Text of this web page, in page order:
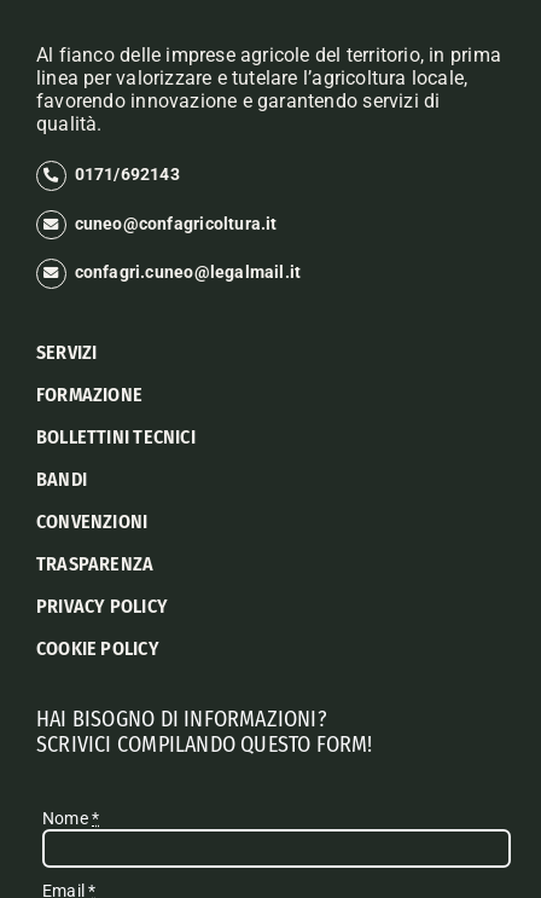
Al fianco delle imprese agricole del territorio, in prima
linea per valorizzare e tutelare l’agricoltura locale,
favorendo innovazione e garantendo servizi di
qualità.
0171/692143
cuneo@confagricoltura.it
confagri.cuneo@legalmail.it
SERVIZI
FORMAZIONE
BOLLETTINI TECNICI
BANDI
CONVENZIONI
TRASPARENZA
PRIVACY POLICY
COOKIE POLICY
HAI BISOGNO DI INFORMAZIONI?
SCRIVICI COMPILANDO QUESTO FORM!
Nome*
Email*